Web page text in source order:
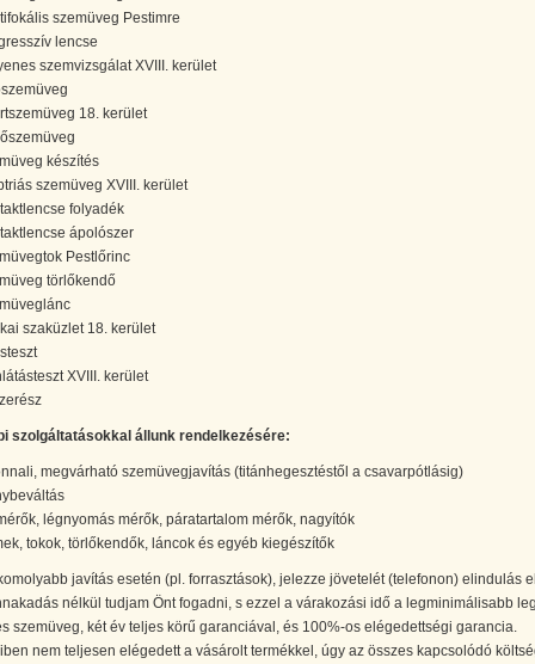
szemüveg Pestimre
lencse
szemvizsgálat XVIII. kerület
18. kerület
készítés
szemüveg XVIII. kerület
folyadék
ápolószer
Pestlőrinc
törlőkendő
szaküzlet 18. kerület
XVIII. kerület
szolgáltatásokkal állunk rendelkezésére:
megvárható szemüvegjavítás (titánhegesztéstől a csavarpótlásig)
légnyomás mérők, páratartalom mérők, nagyítók
tokok, törlőkendők, láncok és egyéb kiegészítők
javítás esetén (pl. forrasztások), jelezze jövetelét (telefonon) elindulás
nélkül tudjam Önt fogadni, s ezzel a várakozási idő a legminimálisabb
szemüveg, két év teljes körű garanciával, és 100%-os elégedettségi garancia.
nem teljesen elégedett a vásárolt termékkel, úgy az összes kapcsolódó